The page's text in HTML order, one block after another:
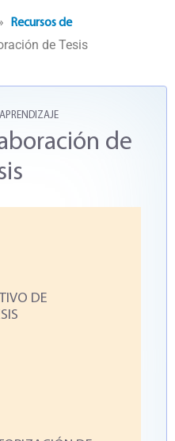
Recursos de
de Tesis
de
DE